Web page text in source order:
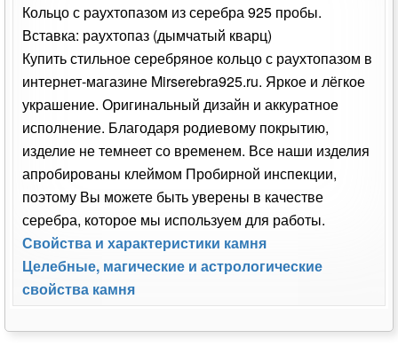
Кольцо с раухтопазом из серебра 925 пробы.
Вставка: раухтопаз (дымчатый кварц)
Купить стильное серебряное кольцо с раухтопазом в
интернет-магазине Mirserebra925.ru. Яркое и лёгкое
украшение. Оригинальный дизайн и аккуратное
исполнение. Благодаря родиевому покрытию,
изделие не темнеет со временем. Все наши изделия
апробированы клеймом Пробирной инспекции,
поэтому Вы можете быть уверены в качестве
серебра, которое мы используем для работы.
Свойства и характеристики камня
Целебные, магические и астрологические
свойства камня